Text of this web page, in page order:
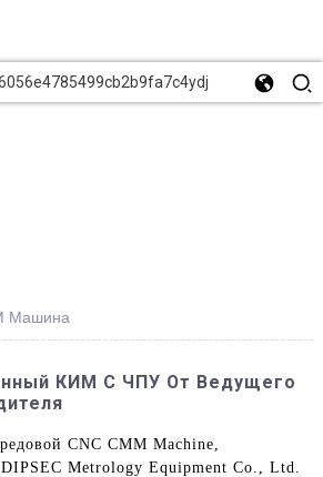
Машина
КИМ С ЧПУ От Ведущего
CNC CMM Machine,
Metrology Equipment Co., Ltd.